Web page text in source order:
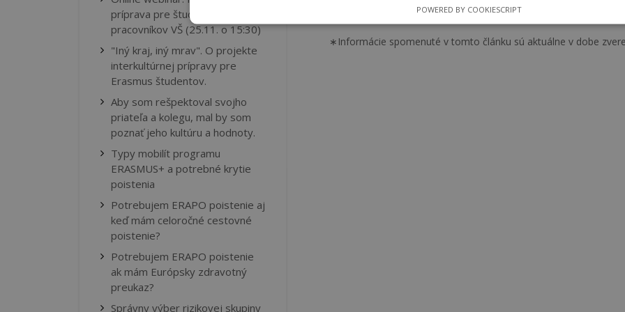
príprava pre študentov a
pracovníkov VŠ (25.11. o 15:30)
"Iný kraj, iný mrav". O projekte
interkultúrnej prípravy pre
Erasmus študentov.
Aby som rešpektoval svojho
priateľa a kolegu, mal by som
poznať jeho kultúru a hodnoty.
Typy mobilít programu
ERASMUS+ a potrebné krytie
poistenia
Potrebujem ERAPO poistenie aj
keď mám celoročné cestovné
poistenie?
Potrebujem ERAPO poistenie
ak mám Európsky zdravotný
preukaz?
Správny výber rizikovej skupiny
∗Informácie spomenuté v tomto článku sú aktuálne v dobe
POWERED BY COOKIESCRIPT